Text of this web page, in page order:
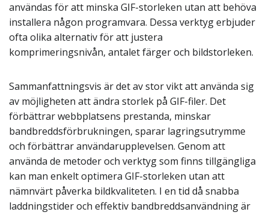
användas för att minska GIF-storleken utan att behöva
installera någon programvara. Dessa verktyg erbjuder
ofta olika alternativ för att justera
komprimeringsnivån, antalet färger och bildstorleken.
Sammanfattningsvis är det av stor vikt att använda sig
av möjligheten att ändra storlek på GIF-filer. Det
förbättrar webbplatsens prestanda, minskar
bandbreddsförbrukningen, sparar lagringsutrymme
och förbättrar användarupplevelsen. Genom att
använda de metoder och verktyg som finns tillgängliga
kan man enkelt optimera GIF-storleken utan att
nämnvärt påverka bildkvaliteten. I en tid då snabba
laddningstider och effektiv bandbreddsanvändning är